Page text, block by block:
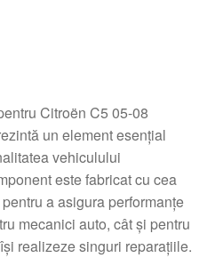
Citroën C5 05-08
un element esențial
vehiculului
este fabricat cu cea
a asigura performanțe
mecanici auto, cât și pentru
realizeze singuri reparațiile.